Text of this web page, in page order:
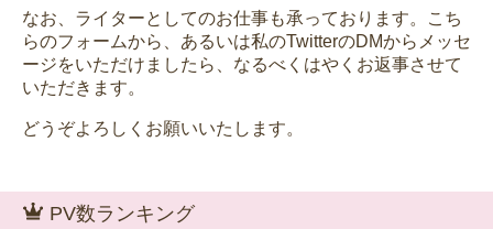
なお、ライターとしてのお仕事も承っております。こち
らのフォームから、あるいは私のTwitterのDMからメッセ
ージをいただけましたら、なるべくはやくお返事させて
いただきます。
どうぞよろしくお願いいたします。
PV数ランキング